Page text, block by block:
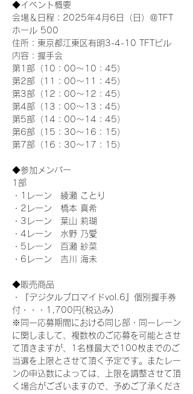
◆イベント概要
会場＆日程：2025年4月6日（日）＠TFT
ホール 500
住所：東京都江東区有明3-4-10 TFTビル
内容：握手会
第1部（10：00～10：45）
第2部（11：00～11：45）
第3部（12：00～12：45）
第4部（13：00～13：45）
第5部（14：00～14：45）
第6部（15：30～16：15）
第7部（16：30～17：15）
◆参加メンバー
1部
・1レーン　綾瀬 ことり
・2レーン　橋本 真希
・3レーン　葉山 莉瑚
・4レーン　水野 乃愛
・5レーン　百瀬 紗菜
・6レーン　吉川 海未
◆販売商品
・『デジタルブロマイドvol.6』個別握手券
付・・・1,700円(税込み)
※同一応募期間における同じ部・同一レーン
に関しまして、複数枚のご応募を可能とさせ
て頂きますが、1名様最大で100枚までのご
当選を上限とさせて頂く予定です。またレー
ンの申込数によっては、上限を調整させて頂
く場合がございますので、予めご了承くださ